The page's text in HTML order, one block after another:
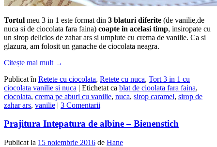
Tortul meu 3 in 1 este format din 3 blaturi diferite (de vanilie,de
nuca si de ciocolata fara faina) coapte in acelasi timp, insiropate cu
un sirop delicios de zahar ars si umplute cu crema de vanilie. Ca si
glazura, am folosit un ganache de ciocolata neagra.
Citește mai mult →
Publicat în Retete cu ciocolata, Retete cu nuca, Tort 3 in 1 cu
ciocolata vanilie si nuca | Etichetat ca blat de cioolata fara faina,
ciocolata, crema pe aburi cu vanilie, nuca, sirop caramel, sirop de
zahar ars, vanilie | 3 Comentarii
Prajitura Intepatura de albine – Bienenstich
Publicat la 15 noiembrie 2016 de Hane